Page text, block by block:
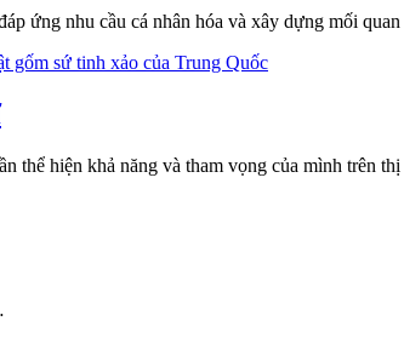
ứng nhu cầu cá nhân hóa và xây dựng mối
thể hiện khả năng và tham vọng của mình trên